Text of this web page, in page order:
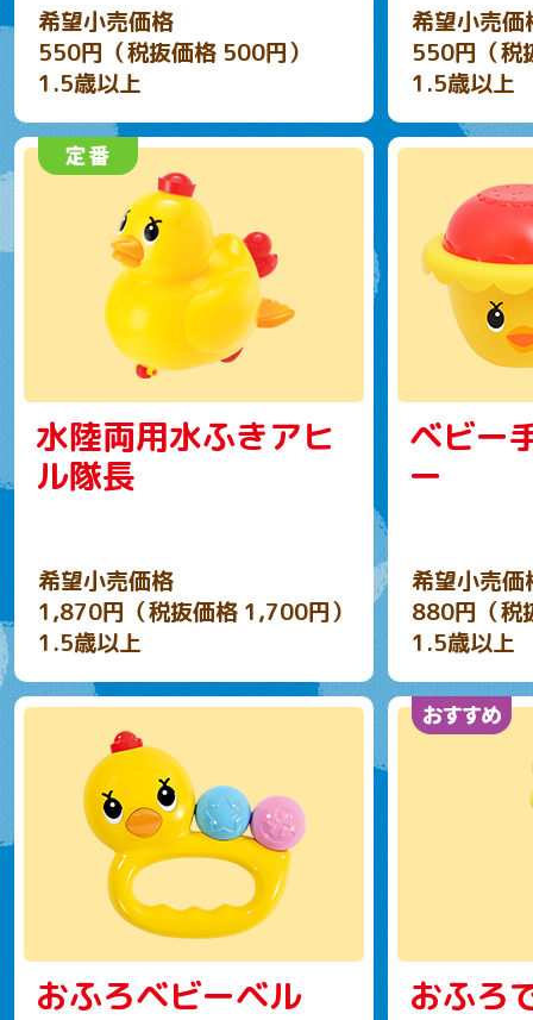
希望小売価格
550円（税抜価格 500円）
1.5歳以上
希望小売価
550円（税
1.5歳以上
水陸両用水ふきアヒ
ル隊長
希望小売価格
1,870円（税抜価格 1,700円）
1.5歳以上
ベビー
ー
希望小売価
880円（税
1.5歳以上
おふろベビーベル おふろ